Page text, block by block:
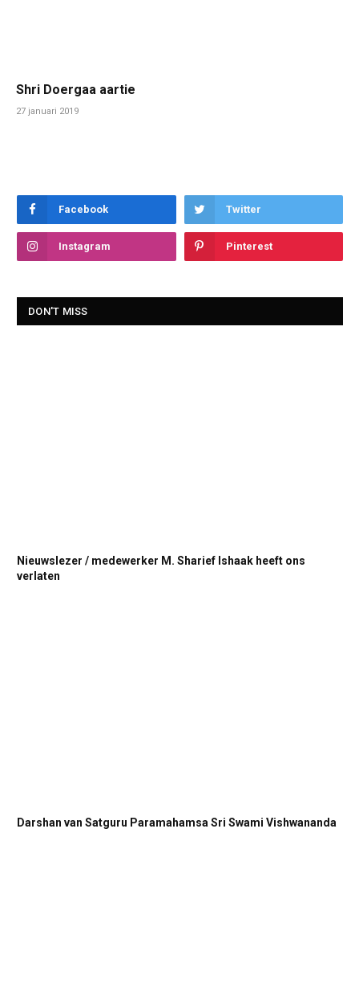
Shri Doergaa aartie
27 januari 2019
Facebook Twitter
Instagram Pinterest
DON'T MISS
Nieuwslezer / medewerker M. Sharief Ishaak heeft ons
verlaten
Darshan van Satguru Paramahamsa Sri Swami Vishwananda